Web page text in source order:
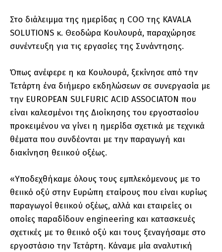
Στο διάλειμμα της ημερίδας η COO της KAVALA
SOLUTIONS κ. Θεοδώρα Κουλουρά, παραχώρησε
συνέντευξη για τις εργασίες της Συνάντησης.
Όπως ανέφερε η κα Κουλουρά, ξεκίνησε από την
Τετάρτη ένα διήμερο εκδηλώσεων σε συνεργασία με
την EUROPEAN SULFURIC ACID ASSOCIATON που
είναι καλεσμένοι της Διοίκησης του εργοστασίου
προκειμένου να γίνει η ημερίδα σχετικά με τεχνικά
θέματα που συνδέονται με την παραγωγή και
διακίνηση θειικού οξέως.
«Υποδεχθήκαμε όλους τους εμπλεκόμενους με το
θειικό οξύ στην Ευρώπη εταίρους που είναι κυρίως
παραγωγοί θειικού οξέως, αλλά και εταιρείες οι
οποίες παραδίδουν engineering και κατασκευές
σχετικές με το θειικό οξύ και τους ξεναγήσαμε στο
εργοστάσιο την Τετάρτη. Κάναμε μία αναλυτική